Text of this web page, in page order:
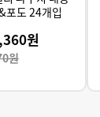
포도 24개입
원
원